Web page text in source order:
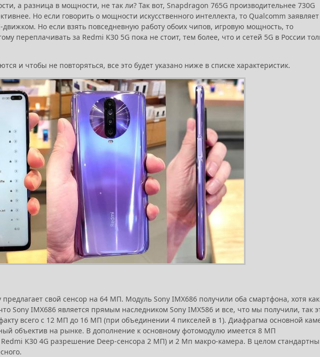
а разница в мощности, не так ли? Так вот, Snapdragon 765G производительнее 730G
Но если говорить о мощности искусственного интеллекта, то Qualcomm
движком. Но если взять повседневную работу обоих чипов, игровую мощность, то
переплачивать за Redmi K30 5G пока не стоит, тем более, что и сетей 5G в России
и чтобы не повторяться, все это будет указано ниже в списке характеристик.
свой сенсор на 64 МП. Модуль Sony IMX686 получили оба смартфона, хотя
Sony IMX686 является прямым наследником Sony IMX586 и все, что мы получили, так
всего с 12 МП до 16 МП (при объединении 4 пикселей в 1). Диафрагма основной
объектив на рынке. В дополнение к основному фотомодулю имеется 8 МП
K30 4G разрешение Deep-сенсора 2 МП) и 2 Мп макро-камера. В целом